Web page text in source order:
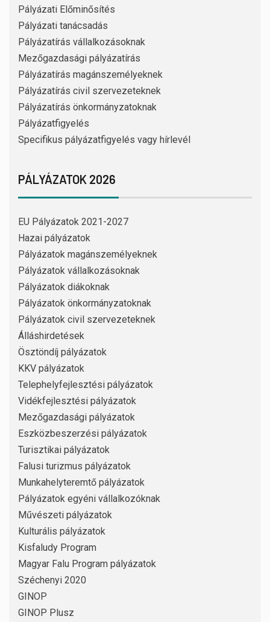
Pályázati Előminősítés
Pályázati tanácsadás
Pályázatírás vállalkozásoknak
Mezőgazdasági pályázatírás
Pályázatírás magánszemélyeknek
Pályázatírás civil szervezeteknek
Pályázatírás önkormányzatoknak
Pályázatfigyelés
Specifikus pályázatfigyelés vagy hírlevél
PÁLYÁZATOK 2026
EU Pályázatok 2021-2027
Hazai pályázatok
Pályázatok magánszemélyeknek
Pályázatok vállalkozásoknak
Pályázatok diákoknak
Pályázatok önkormányzatoknak
Pályázatok civil szervezeteknek
Álláshirdetések
Ösztöndíj pályázatok
KKV pályázatok
Telephelyfejlesztési pályázatok
Vidékfejlesztési pályázatok
Mezőgazdasági pályázatok
Eszközbeszerzési pályázatok
Turisztikai pályázatok
Falusi turizmus pályázatok
Munkahelyteremtő pályázatok
Pályázatok egyéni vállalkozóknak
Művészeti pályázatok
Kulturális pályázatok
Kisfaludy Program
Magyar Falu Program pályázatok
Széchenyi 2020
GINOP
GINOP Plusz